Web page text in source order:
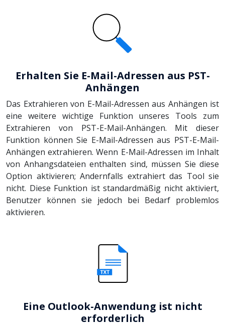
Erhalten Sie E-Mail-Adressen aus PST-
Anhängen
Das Extrahieren von E-Mail-Adressen aus Anhängen ist
eine weitere wichtige Funktion unseres Tools zum
Extrahieren von PST-E-Mail-Anhängen. Mit dieser
Funktion können Sie E-Mail-Adressen aus PST-E-Mail-
Anhängen extrahieren. Wenn E-Mail-Adressen im Inhalt
von Anhangsdateien enthalten sind, müssen Sie diese
Option aktivieren; Andernfalls extrahiert das Tool sie
nicht. Diese Funktion ist standardmäßig nicht aktiviert,
Benutzer können sie jedoch bei Bedarf problemlos
aktivieren.
Eine Outlook-Anwendung ist nicht
erforderlich